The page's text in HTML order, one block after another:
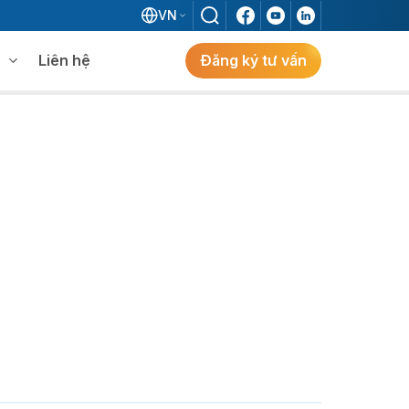
VN
Liên hệ Đăng ký tư vấn